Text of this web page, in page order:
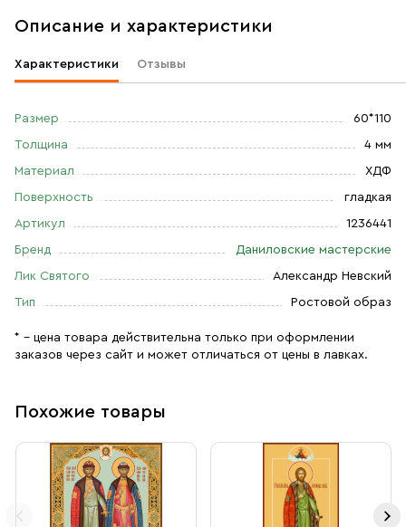
Описание и характеристики
Характеристики Отзывы
Размер 60*110
Толщина 4 мм
Материал ХДФ
Поверхность гладкая
Артикул 1236441
Бренд Даниловские мастерские
Лик Святого Александр Невский
Тип Ростовой образ
* – цена товара действительна только при оформлении
заказов через сайт и может отличаться от цены в лавках.
Похожие товары